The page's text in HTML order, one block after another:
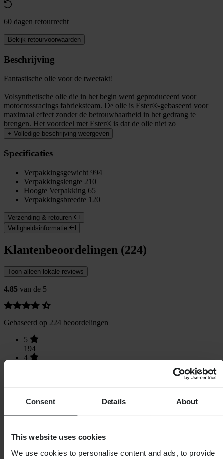
Consent Details About
This website uses cookies
We use cookies to personalise content and ads, to provide
60 dagen retourrecht
Bekijk retourvoorwaarden
Beschrijving
Fantastische olie voor de tweetakt!
Volsynthetische olie die in het begin werd geproduceerd voor
motocrossracings fabrieksteam. De olie is Ester®-gebaseerd voor
maximaal effect zonder de betrouwbaarheid in het gedrang te
brengen. Het voordeel met Ester® is dat de olie niet zo
+ Volledige beschrijving weergeven
Specificaties
Verpakkingsgewicht 994
Verpakkingslengte 210
Hoogte Verpakking 65
Verpakkingsbreedte 120
Verzending & retouren
Veiligheidsinformatie
Klantenbeoordelingen (224)
Toon alleen lokale reviews
4.85 van de 5
Gebaseerd op 224 beoordelingen
5
194
4
0